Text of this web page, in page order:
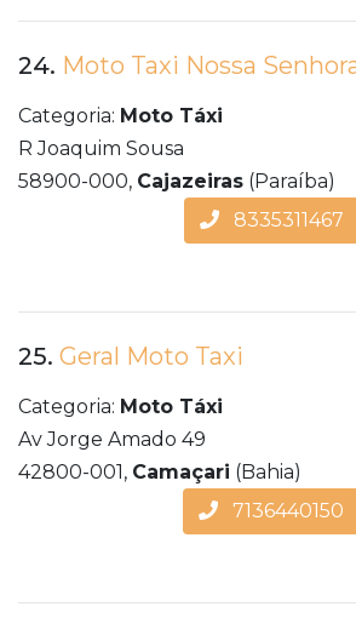
24. Moto Taxi Nossa
Categoria: Moto Táxi
R Joaquim Sousa
58900-000, Cajazeiras (Paraíba)
8335311467
25. Geral Moto Taxi
Categoria: Moto Táxi
Av Jorge Amado 49
42800-001, Camaçari (Bahia)
7136440150